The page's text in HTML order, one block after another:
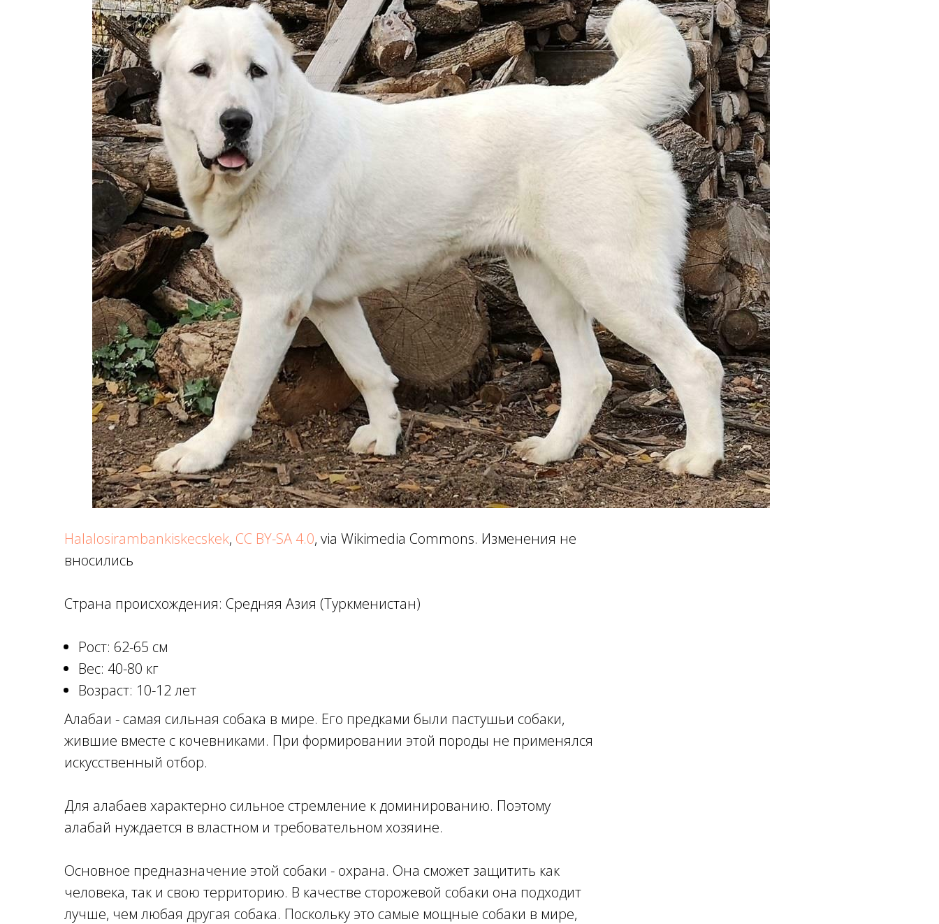
Halalosirambankiskecskek, CC BY-SA 4.0, via Wikimedia Commons. Изменения не
вносились
Страна происхождения: Средняя Азия (Туркменистан)
Рост: 62-65 см
Вес: 40-80 кг
Возраст: 10-12 лет
Алабаи - самая сильная собака в мире. Его предками были пастушьи собаки,
жившие вместе с кочевниками. При формировании этой породы не применялся
искусственный отбор.
Для алабаев характерно сильное стремление к доминированию. Поэтому
алабай нуждается в властном и требовательном хозяине.
Основное предназначение этой собаки - охрана. Она сможет защитить как
человека, так и свою территорию. В качестве сторожевой собаки она подходит
лучше, чем любая другая собака. Поскольку это самые мощные собаки в мире,